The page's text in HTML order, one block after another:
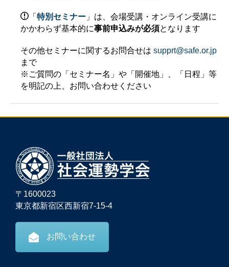
「 特別セミナー 」は、会場受講・オンライン受講に
かかわらず基本的に事前申込みが必須となります
その他セミナーに関するお問合せは supprt@safe.or.jp
まで
※ご質問の「セミナー名」や「開催地」、「日程」等
を明記の上、お問い合わせください
〒1600023
東京都新宿区西新宿7-15-4
お問い合わせ